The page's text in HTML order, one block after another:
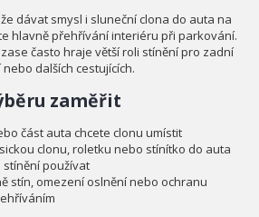
dávat smysl i sluneční clona do auta na
hlavně přehřívání interiéru při parkování.
často hraje větší roli stínění pro zadní
dalších cestujících.
zaměřit
část auta chcete clonu umístit
clonu, roletku nebo stínítko do auta
používat
stín, omezení oslnění nebo ochranu